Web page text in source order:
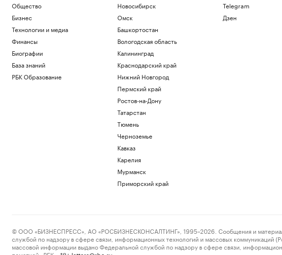
Общество
Бизнес
Технологии и медиа
Финансы
Биографии
База знаний
РБК Образование
Новосибирск
Омск
Башкортостан
Вологодская область
Калининград
Краснодарский край
Нижний Новгород
Пермский край
Ростов-на-Дону
Татарстан
Тюмень
Черноземье
Кавказ
Карелия
Мурманск
Приморский край
Telegram
Дзен
© ООО «БИЗНЕСПРЕСС», АО «РОСБИЗНЕСКОНСАЛТИНГ», 1995–2026. Сообщения и материалы
службой по надзору в сфере связи, информационных технологий и массовых
массовой информации выдано Федеральной службой по надзору в сфере связи,